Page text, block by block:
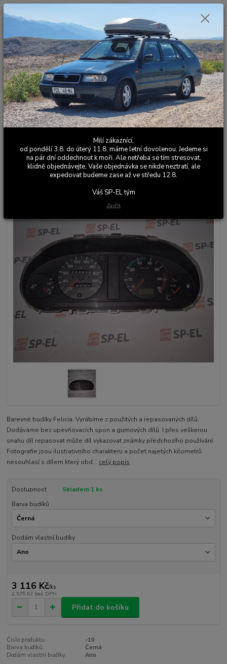
Menu
Hledat
Po - Pá 9:00 - 17:00
0,00 Kč
Úvod Ostatní elektronika Barevné budíky Felicia 1.3MPI
Barevné budíky Felicia 1.3MPI
Novinka
Barevné budíky Felicia. Vyrábíme z použitých a repasovaných dílů.
Dodáváme bez upevňovacích spon a gumových dílů. I přes veškerou
snahu díl repasovat může díl vykazovat známky předchozího používání.
Fotografie jsou ilustrativního charakteru a počet najetých kilometrů
nesouhlasí s dílem který obd... celý popis
Dostupnost
Skladem 1 ks
Barva budíků
Dodám vlastní budíky
3 116 Kč/ks
2 575 Kč bez DPH
Přidat do košíku
Číslo produktu:
-10
Barva budíků:
Černá
Dodám vlastní budíky:
Ano
Milí zákaznící,
od pondělí 3.8. do úterý 11.8. máme letní dovolenou. Jedeme si
na pár dní oddechnout k moři. Ale netřeba se tím stresovat,
klidně objednávejte, Vaše objednávka se nikde neztratí, ale
expedovat budeme zase až ve středu 12.8.
Váš SP-EL tým
Zavřít